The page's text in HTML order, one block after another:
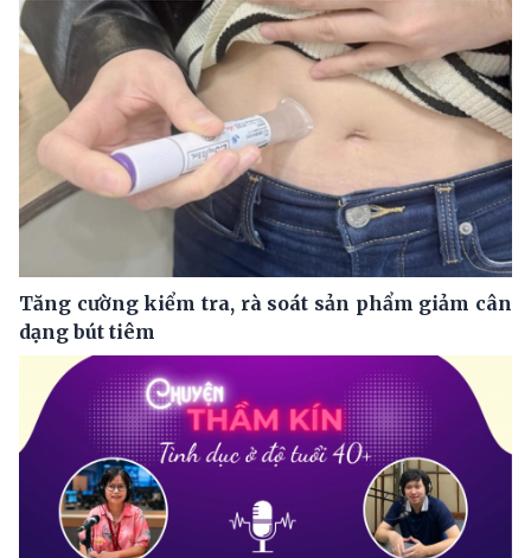
Tăng cường kiểm tra, rà soát sản phẩm giảm cân
dạng bút tiêm